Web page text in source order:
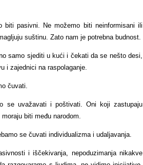
biti pasivni. Ne možemo biti neinformisani ili
suštinu. Zato nam je potrebna budnost.
samo sjediti u kući i čekati da se nešto desi,
i zajednici na raspolaganje.
čuvati.
se uvažavati i poštivati. Oni koji zastupaju
biti među narodom.
se čuvati individualizma i udaljavanja.
i iščekivanja, nepoduzimanja nikakve